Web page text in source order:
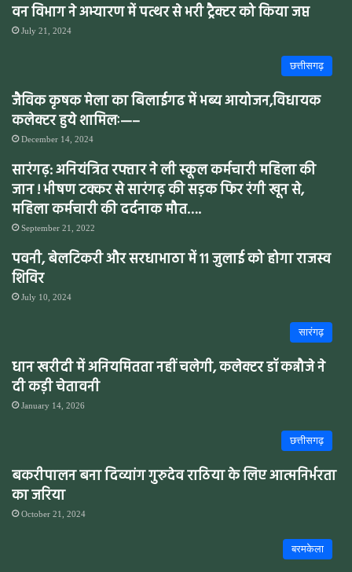
वन विभाग ने अभ्यारण में पत्थर से भरी ट्रैक्टर को किया जप्त
July 21, 2024
छत्तीसगढ़
जैविक कृषक मेला का बिलाईगढ में भब्य आयोजन,विधायक
कलेक्टर हुये शामिलः—–
December 14, 2024
सारंगढ़: अनियंत्रित रफ्तार ने ली स्कूल कर्मचारी महिला की
जान ! भीषण टक्कर से सारंगढ़ की सड़क फिर रंगी खून से,
महिला कर्मचारी की दर्दनाक मौत….
September 21, 2022
पवनी, बेलटिकरी और सरधाभाठा में 11 जुलाई को होगा राजस्व
शिविर
July 10, 2024
सारंगढ़
धान खरीदी में अनियमितता नहीं चलेगी, कलेक्टर डॉ कन्नौजे ने
दी कड़ी चेतावनी
January 14, 2026
छत्तीसगढ़
बकरीपालन बना दिव्यांग गुरुदेव राठिया के लिए आत्मनिर्भरता
का जरिया
October 21, 2024
बरमकेला